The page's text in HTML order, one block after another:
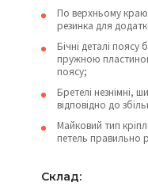
По верхньому краю
резинка для
Бічні деталі поясу
пружною
поясу;
Бретелі незнімні,
відповідно до
Майковий тип
петель правильно
Склад: